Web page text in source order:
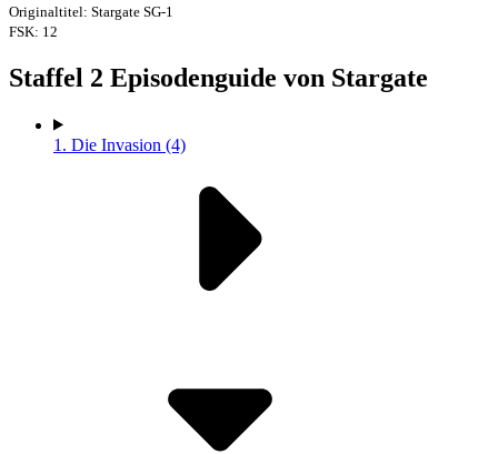
Originaltitel: Stargate SG-1
FSK: 12
Staffel 2 Episodenguide von Stargate
1. Die Invasion (4)